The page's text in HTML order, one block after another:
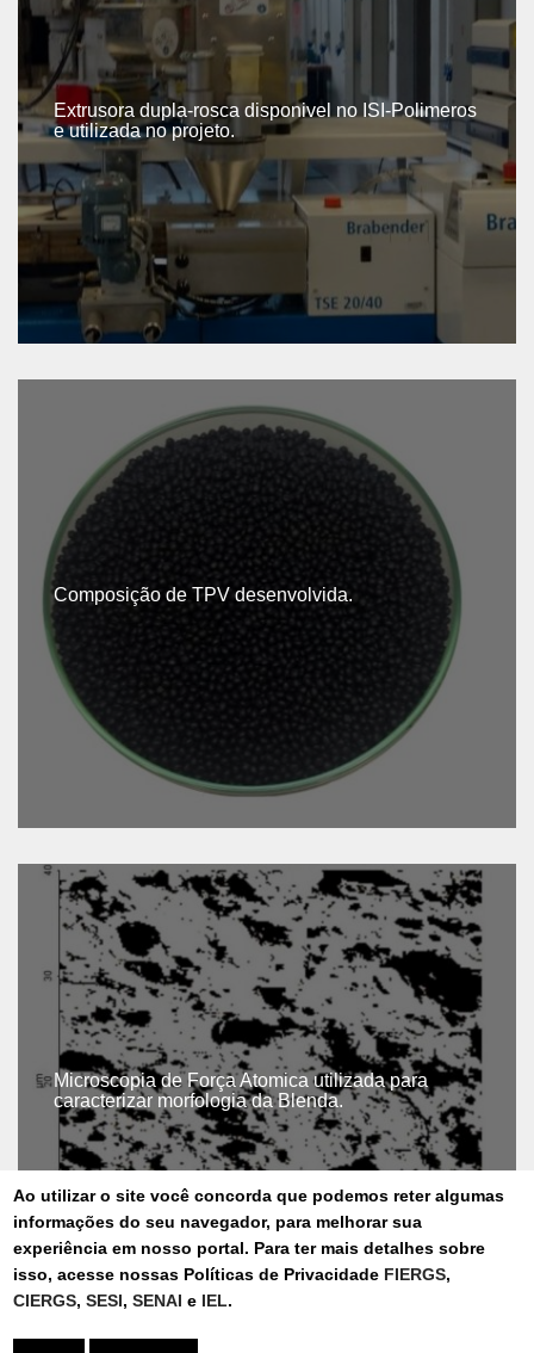
Ao utilizar o site você concorda que podemos reter algumas
informações do seu navegador, para melhorar sua
experiência em nosso portal. Para ter mais detalhes sobre
isso, acesse nossas Políticas de Privacidade FIERGS,
CIERGS,SESI,SENAIe IEL.
Extrusora dupla-rosca disponivel no ISI-Polimeros
e utilizada no projeto.
Composição de TPV desenvolvida.
Microscopia de Força Atomica utilizada para
caracterizar morfologia da Blenda.